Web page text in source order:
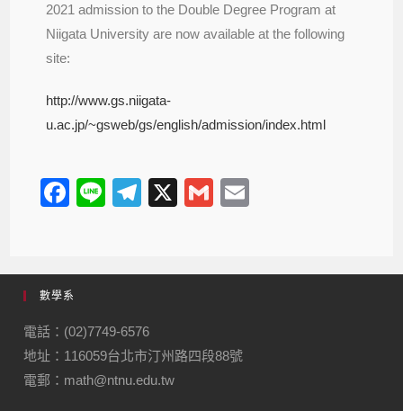
2021 admission to the Double Degree Program at
Niigata University are now available at the following
site:
http://www.gs.niigata-
u.ac.jp/~gsweb/gs/english/admission/index.html
F
e
b
o
o
k
Li
T
gr
m
X
G
數學系
電話：(02)7749-6576
地址：116059台北市汀州路四段88號
電郵：math@ntnu.edu.tw